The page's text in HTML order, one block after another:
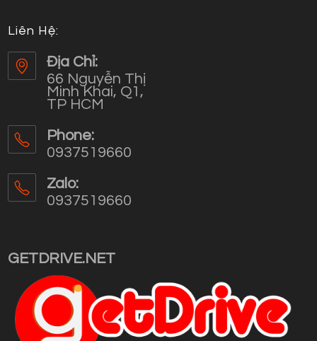
Liên Hệ:
Địa Chỉ:
66 Nguyễn Thị
Minh Khai, Q1,
TP HCM
Phone:
0937519660
in
your
Zalo:
0937519660
application
GETDRIVE.NET